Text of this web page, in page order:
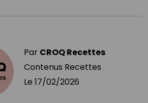
Par CROQ Recettes
Contenus Recettes
Le 17/02/2026